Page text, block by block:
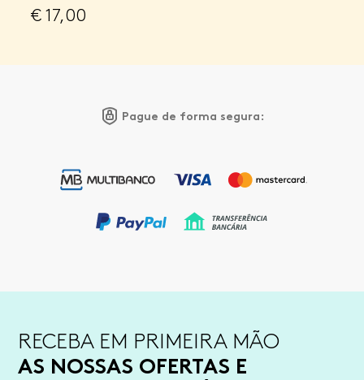
€17,00
Pague de forma segura:
RECEBA EM PRIMEIRA MÃO
AS NOSSAS OFERTAS E